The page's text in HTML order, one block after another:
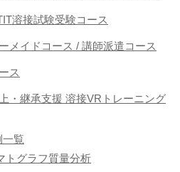
溶接試験受験コース
メイドコース / 講師派遣コース
ス
・継承支援 溶接VRトレーニング
一覧
トグラフ質量分析